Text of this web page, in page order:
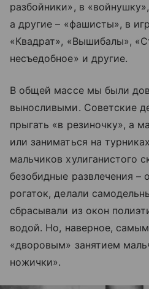
разбойники», в
а другие – «фашисты», в
«Квадрат», «Вышибалы»,
несъедобное» и другие.
В общей массе мы были
выносливыми. Советские
прыгать «в резиночку», а
или заниматься на
мальчиков хулиганистого
безобидные развлечения –
рогаток, делали
сбрасывали из окон
водой. Но, наверное,
«дворовым» занятием
ножички».